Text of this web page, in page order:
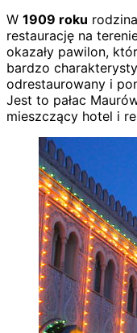
W 1909 roku
restaurację na
okazały pawilon,
bardzo
odrestaurowany i
Jest to pałac
mieszczący hotel i